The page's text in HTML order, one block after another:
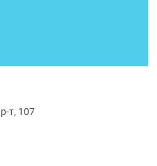
т, 107